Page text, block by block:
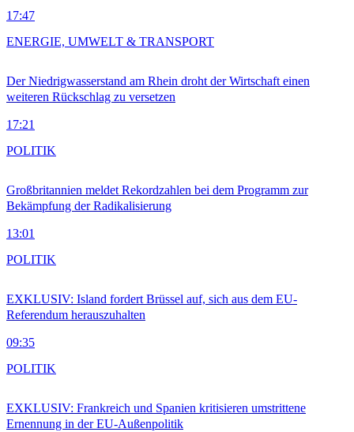
17:47
Der Niedrigwasserstand am Rhein droht der Wirtschaft einen
weiteren Rückschlag zu versetzen
17:21
ENERGIE, UMWELT & TRANSPORT
Großbritannien meldet Rekordzahlen bei dem Programm zur
Bekämpfung der Radikalisierung
13:01
POLITIK
EXKLUSIV: Island fordert Brüssel auf, sich aus dem EU-
Referendum herauszuhalten
09:35
POLITIK
EXKLUSIV: Frankreich und Spanien kritisieren umstrittene
Ernennung in der EU-Außenpolitik
POLITIK